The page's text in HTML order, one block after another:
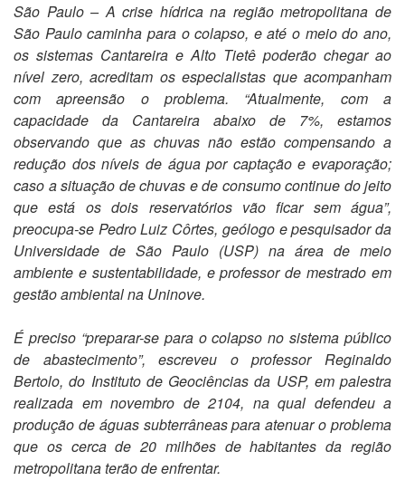
São Paulo – A crise hídrica na região metropolitana de
São Paulo caminha para o colapso, e até o meio do ano,
os sistemas Cantareira e Alto Tietê poderão chegar ao
nível zero, acreditam os especialistas que acompanham
com apreensão o problema. “Atualmente, com a
capacidade da Cantareira abaixo de 7%, estamos
observando que as chuvas não estão compensando a
redução dos níveis de água por captação e evaporação;
caso a situação de chuvas e de consumo continue do jeito
que está os dois reservatórios vão ficar sem água”,
preocupa-se Pedro Luiz Côrtes, geólogo e pesquisador da
Universidade de São Paulo (USP) na área de meio
ambiente e sustentabilidade, e professor de mestrado em
gestão ambiental na Uninove.
É preciso “preparar-se para o colapso no sistema público
de abastecimento”, escreveu o professor Reginaldo
Bertolo, do Instituto de Geociências da USP, em palestra
realizada em novembro de 2104, na qual defendeu a
produção de águas subterrâneas para atenuar o problema
que os cerca de 20 milhões de habitantes da região
metropolitana terão de enfrentar.